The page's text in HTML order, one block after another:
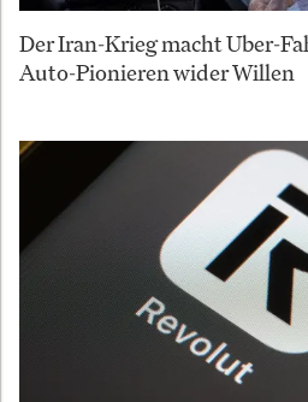
Der Iran-Krieg macht Uber-
Auto-Pionieren wider Willen